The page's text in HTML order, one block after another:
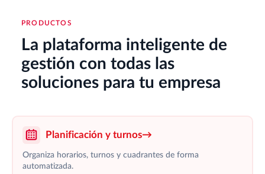
PRODUCTOS
La plataforma inteligente de
gestión con todas las
soluciones para tu empresa
Planificación y turnos→
Organiza horarios, turnos y cuadrantes de forma
automatizada.